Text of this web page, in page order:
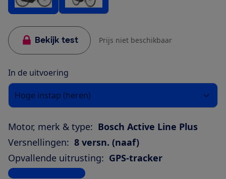
Bekijk test Prijs niet beschikbaar
In de uitvoering
Hoge instap (heren)
Motor, merk & type: Bosch Active Line Plus
Versnellingen: 8 versn. (naaf)
Opvallende uitrusting: GPS-tracker
Bekijk alle specificaties